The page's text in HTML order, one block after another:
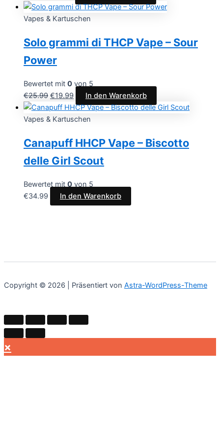
Vapes & Kartuschen
Solo grammi di THCP Vape – Sour
Power
Bewertet mit 0 von 5
€25.99 €19.99 In den Warenkorb
Vapes & Kartuschen
Canapuff HHCP Vape – Biscotto
delle Girl Scout
Bewertet mit 0 von 5
€34.99 In den Warenkorb
Copyright © 2026 | Präsentiert von Astra-WordPress-Theme
×